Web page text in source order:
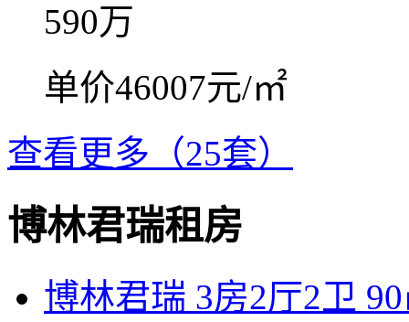
590万
单价46007元/㎡
查看更多（25套）
博林君瑞租房
博林君瑞 3房2厅2卫